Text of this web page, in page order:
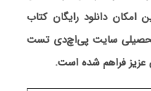
امکان دانلود رایگان کتاب
تحصیلی سایت پی‌اچ‌دی تست
عزیز فراهم شده است.